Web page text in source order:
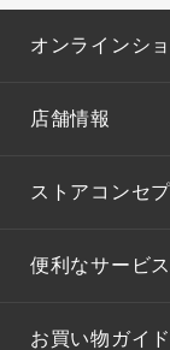
オンラインシ
店舗情報
ストアコンセプ
便利なサービ
お買い物ガイド